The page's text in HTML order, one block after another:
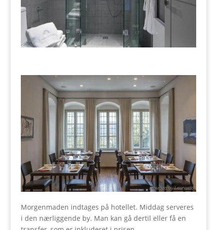
Morgenmaden indtages på hotellet. Middag serveres
i den nærliggende by. Man kan gå dertil eller få en